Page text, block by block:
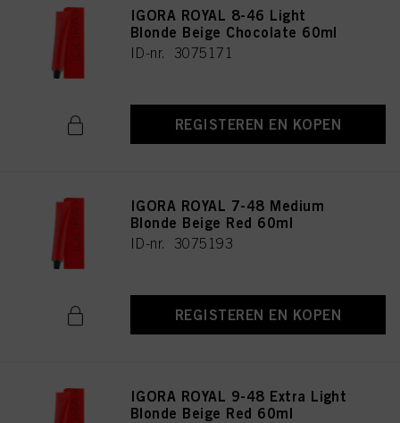
IGORA ROYAL 8-46 Light
Blonde Beige Chocolate 60ml
ID-nr. 3075171
REGISTEREN EN KOPEN
IGORA ROYAL 7-48 Medium
Blonde Beige Red 60ml
ID-nr. 3075193
REGISTEREN EN KOPEN
IGORA ROYAL 9-48 Extra Light
Blonde Beige Red 60ml